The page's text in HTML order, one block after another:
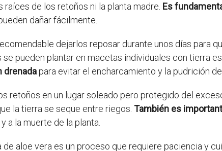
de los retoños ni la planta madre. Es
dañar fácilmente.
dejarlos reposar durante unos días para
pueden plantar en macetas individuales con tierra
drenadapara evitar el encharcamiento y la pudrición
retoños en un lugar soleado pero protegido del
la tierra se seque entre riegos. También es
a la muerte de la planta.
de aloe vera es un proceso que requiere paciencia y